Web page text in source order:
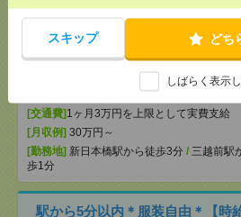
スキップ どち
しばらく表示
し▼新日本橋で一般事務[派遣]
りません。※給与即受取りサービス利用可（
[交通費] 1ヶ月3万円を上限として実費支給
[月収例] 30万円～
[勤務地] 新日本橋駅から徒歩3分 / 三越前駅
歩1分
駅から5分以内＊服装自由＊【時